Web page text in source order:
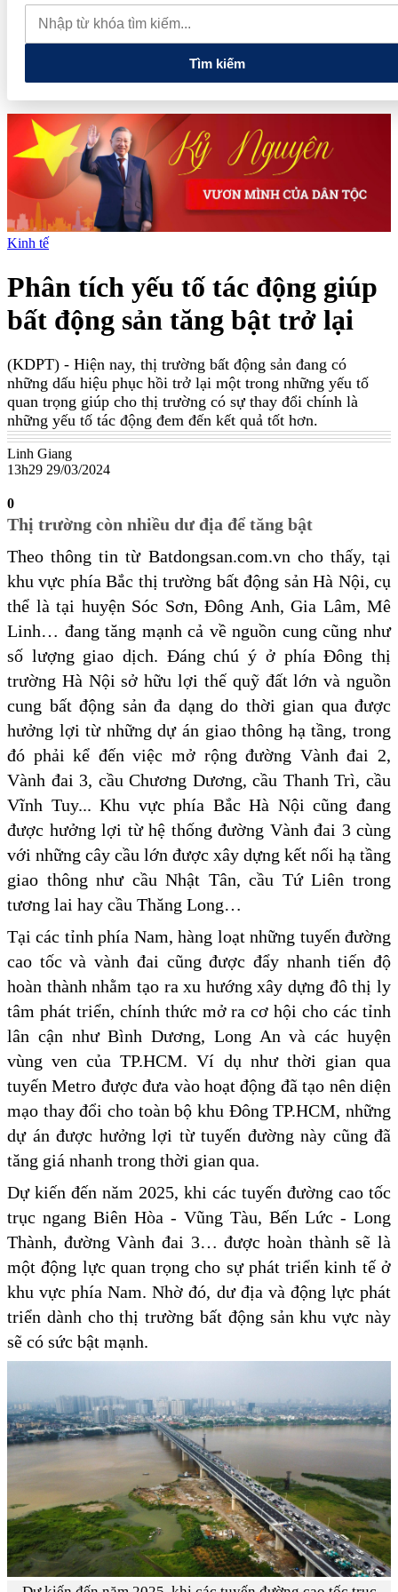
muốn mở rộng hợp tác công nghệ cao tại Đồng Nai
Từ hệ sinh
thái tài chính đến tham vọng năng lượng: T&T Group đang tạo
"đòn bẩy vốn" như thế nào?
Tìm kiếm
Kinh tế
Phân tích yếu tố tác động giúp
bất động sản tăng bật trở lại
(KDPT) - Hiện nay, thị trường bất động sản đang có
những dấu hiệu phục hồi trở lại một trong những yếu tố
quan trọng giúp cho thị trường có sự thay đổi chính là
những yếu tố tác động đem đến kết quả tốt hơn.
Linh Giang
13h29 29/03/2024
0
Thị trường còn nhiều dư địa để tăng bật
Theo thông tin từ Batdongsan.com.vn cho thấy, tại
khu vực phía Bắc thị trường bất động sản Hà Nội, cụ
thể là tại huyện Sóc Sơn, Đông Anh, Gia Lâm, Mê
Linh… đang tăng mạnh cả về nguồn cung cũng như
số lượng giao dịch. Đáng chú ý ở phía Đông thị
trường Hà Nội sở hữu lợi thế quỹ đất lớn và nguồn
cung bất động sản đa dạng do thời gian qua được
hưởng lợi từ những dự án giao thông hạ tầng, trong
đó phải kể đến việc mở rộng đường Vành đai 2,
Vành đai 3, cầu Chương Dương, cầu Thanh Trì, cầu
Vĩnh Tuy... Khu vực phía Bắc Hà Nội cũng đang
được hưởng lợi từ hệ thống đường Vành đai 3 cùng
với những cây cầu lớn được xây dựng kết nối hạ tầng
giao thông như cầu Nhật Tân, cầu Tứ Liên trong
tương lai hay cầu Thăng Long…
Tại các tỉnh phía Nam, hàng loạt những tuyến đường
cao tốc và vành đai cũng được đẩy nhanh tiến độ
hoàn thành nhằm tạo ra xu hướng xây dựng đô thị ly
tâm phát triển, chính thức mở ra cơ hội cho các tỉnh
lân cận như Bình Dương, Long An và các huyện
vùng ven của TP.HCM. Ví dụ như thời gian qua
tuyến Metro được đưa vào hoạt động đã tạo nên diện
mạo thay đổi cho toàn bộ khu Đông TP.HCM, những
dự án được hưởng lợi từ tuyến đường này cũng đã
tăng giá nhanh trong thời gian qua.
Dự kiến đến năm 2025, khi các tuyến đường cao tốc
trục ngang Biên Hòa - Vũng Tàu, Bến Lức - Long
Thành, đường Vành đai 3… được hoàn thành sẽ là
một động lực quan trọng cho sự phát triển kinh tế ở
khu vực phía Nam. Nhờ đó, dư địa và động lực phát
triển dành cho thị trường bất động sản khu vực này
sẽ có sức bật mạnh.